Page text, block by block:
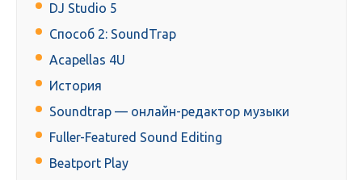
DJ Studio 5
Способ 2: SoundTrap
Acapellas 4U
История
Soundtrap — онлайн-редактор музыки
Fuller-Featured Sound Editing
Beatport Play